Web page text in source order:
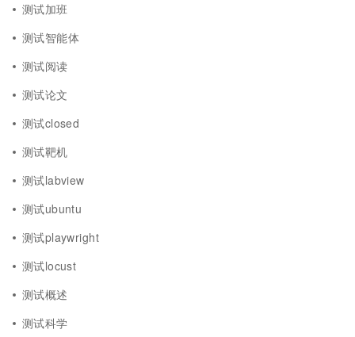
测试加班
测试智能体
测试阅读
测试论文
测试closed
测试靶机
测试labview
测试ubuntu
测试playwright
测试locust
测试概述
测试科学